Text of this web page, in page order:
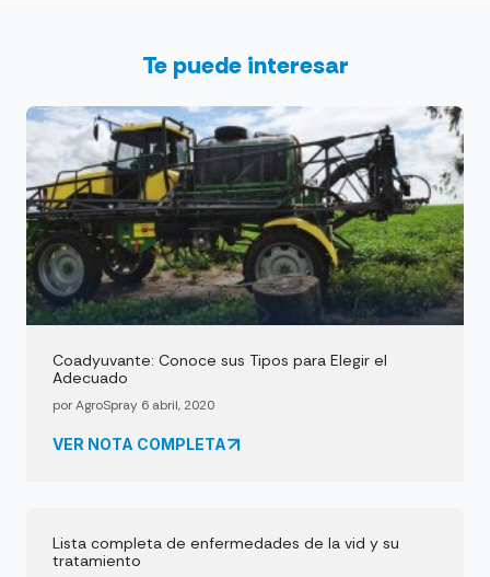
Te puede interesar
Coadyuvante: Conoce sus Tipos para Elegir el
Adecuado
por AgroSpray 6 abril, 2020
VER NOTA COMPLETA
Lista completa de enfermedades de la vid y su
tratamiento